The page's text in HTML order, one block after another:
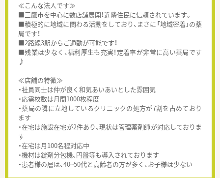
≪こんな法人です≫
■三鷹市を中心に数店舗展開！近隣住民に信頼されています。
■積極的に地域に関わる活動をしており、まさに「地域密着」の薬
局です！
■2路線3駅からご通勤が可能です！
■残業は少なく、福利厚生も充実！定着率が非常に高い薬局です
♪
≪店舗の特徴≫
・社員同士は仲が良く和気あいあいとした雰囲気
・応需枚数は月間1000枚程度
・薬局の隣に立地しているクリニックの処方が7割を占めており
ます
・在宅は施設在宅が2件あり、現状は管理薬剤師が対応しておりま
す
・在宅は月100名程対応中
・機材は錠剤分包機、円盤等も導入されております
・患者様の層は、40~50代と高齢者の方が多く、お子様は少ない